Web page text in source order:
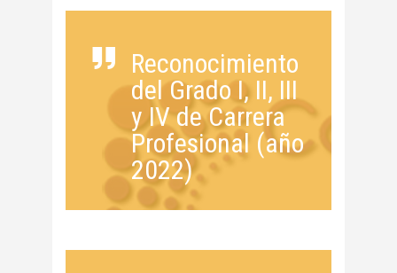
Reconocimiento
del Grado I, II, III
y IV de Carrera
Profesional (año
2022)